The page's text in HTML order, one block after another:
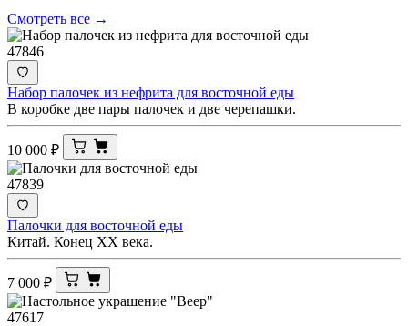
Смотреть все →
47846
Набор палочек из нефрита для восточной еды
В коробке две пары палочек и две черепашки.
10 000 ₽
47839
Палочки для восточной еды
Китай. Конец ХХ века.
7 000 ₽
47617